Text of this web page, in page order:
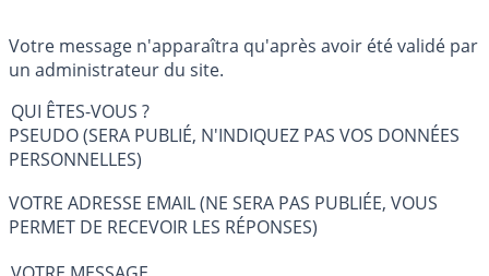
Votre message n'apparaîtra qu'après avoir été validé par
un administrateur du site.
QUI ÊTES-VOUS ?
PSEUDO (SERA PUBLIÉ, N'INDIQUEZ PAS VOS DONNÉES
PERSONNELLES)
VOTRE ADRESSE EMAIL (NE SERA PAS PUBLIÉE, VOUS
PERMET DE RECEVOIR LES RÉPONSES)